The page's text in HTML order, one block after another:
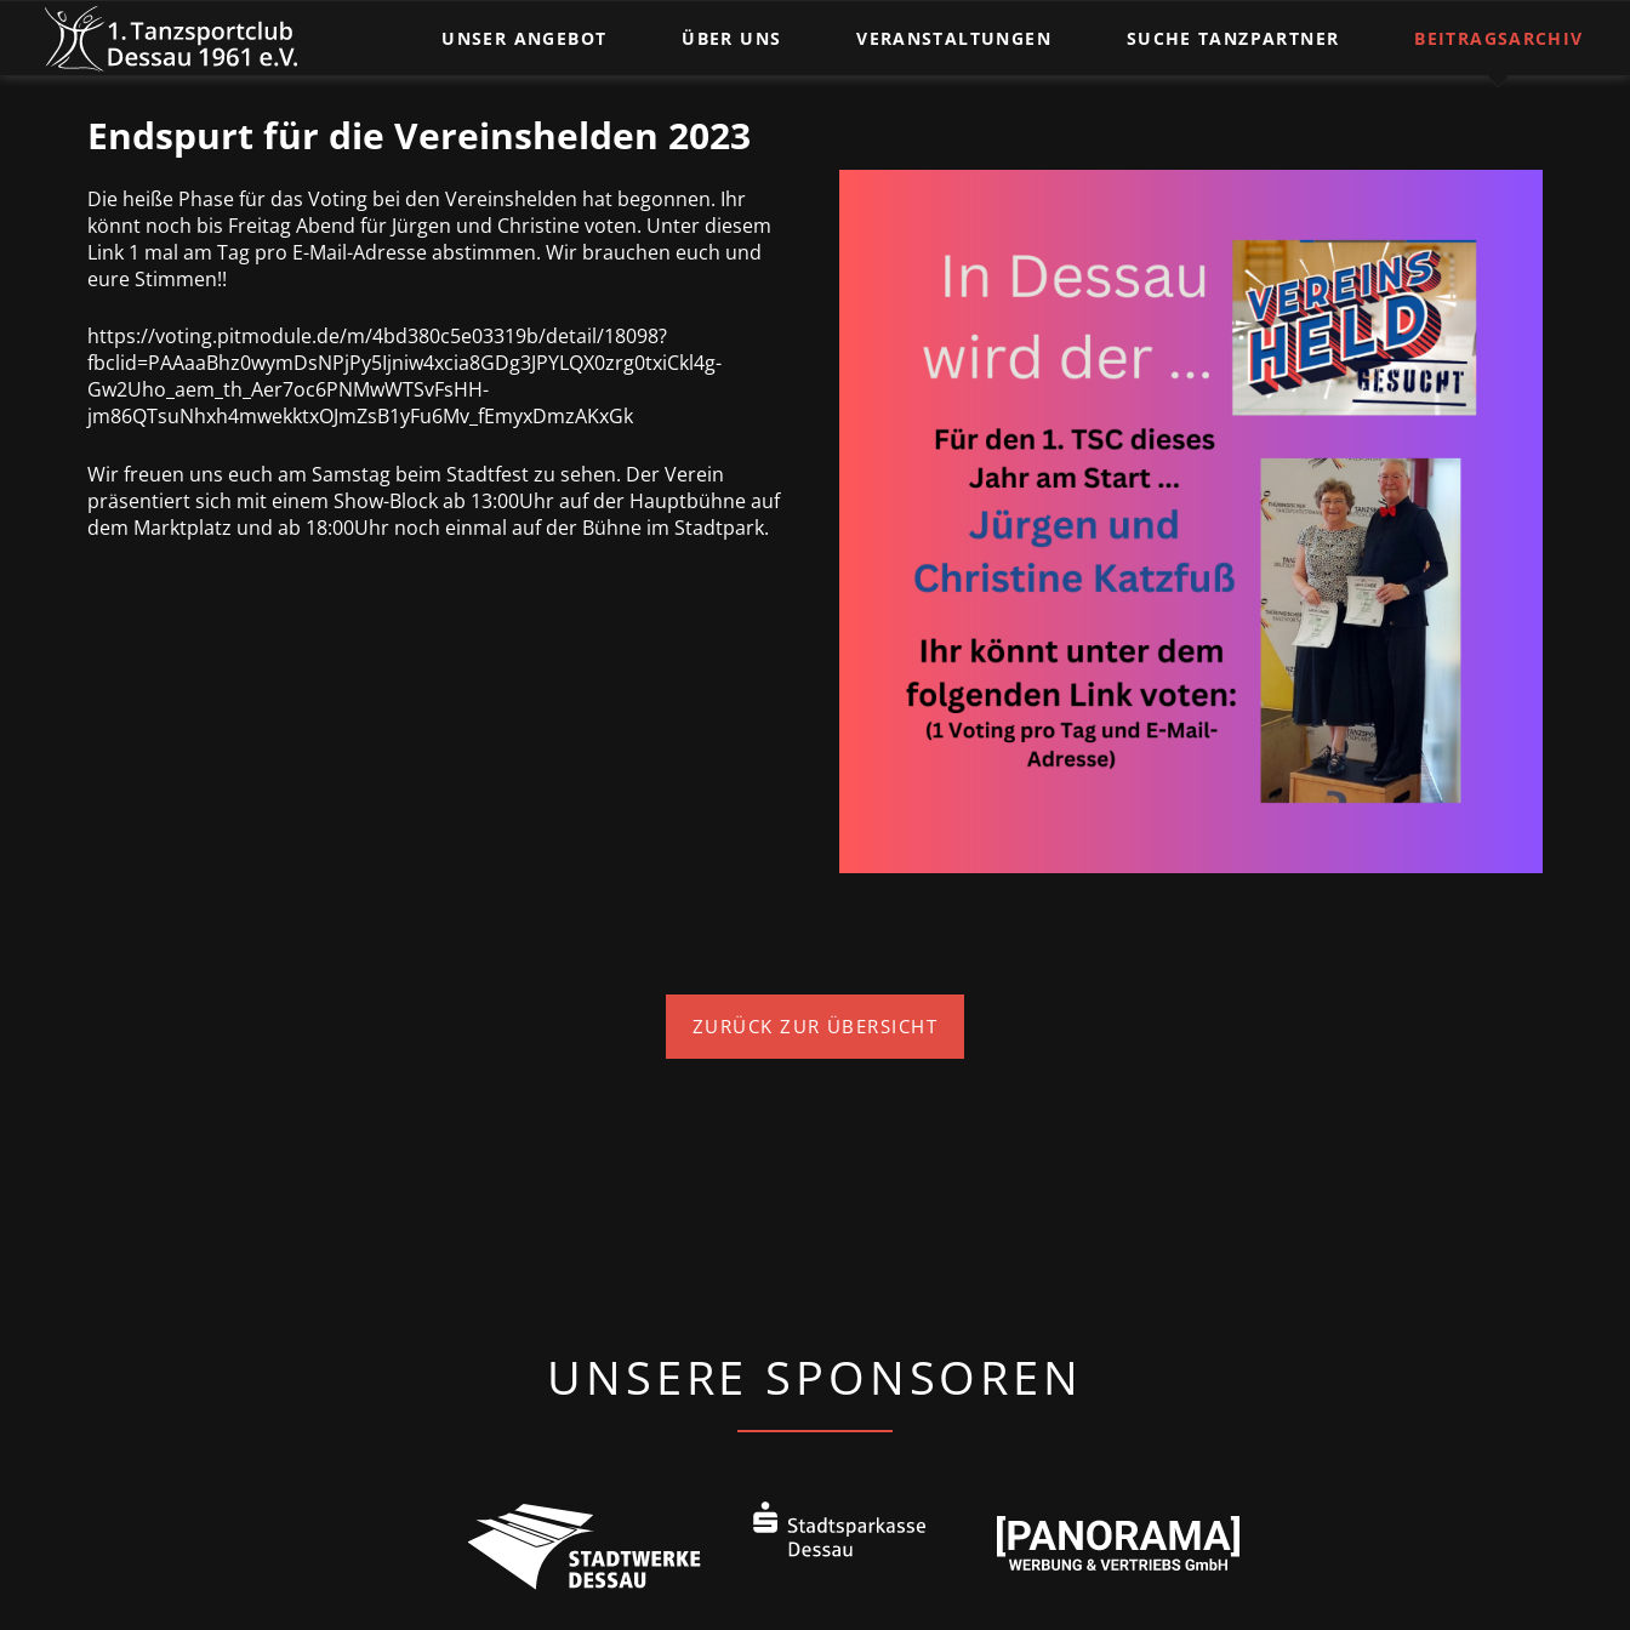
UNSER ANGEBOT
Breitensport
Kindertanz
Dance Glow
ÜBER UNS
Tanzpaare
Trainer und Übungsleiter
Satzung des 1.TSC 1961 e.V.
Beitragsordnung des 1.TSC 1961 e.V.
VERANSTALTUNGEN SUCHE TANZPARTNER BEITRAGSARCHIV
Endspurt für die Vereinshelden 2023
Die heiße Phase für das Voting bei den Vereinshelden hat begonnen. Ihr
könnt noch bis Freitag Abend für Jürgen und Christine voten. Unter diesem
Link 1 mal am Tag pro E-Mail-Adresse abstimmen. Wir brauchen euch und
eure Stimmen!!
https://voting.pitmodule.de/m/4bd380c5e03319b/detail/18098?
fbclid=PAAaaBhz0wymDsNPjPy5Ijniw4xcia8GDg3JPYLQX0zrg0txiCkl4g-
Gw2Uho_aem_th_Aer7oc6PNMwWTSvFsHH-
jm86QTsuNhxh4mwekktxOJmZsB1yFu6Mv_fEmyxDmzAKxGk
Wir freuen uns euch am Samstag beim Stadtfest zu sehen. Der Verein
präsentiert sich mit einem Show-Block ab 13:00Uhr auf der Hauptbühne auf
dem Marktplatz und ab 18:00Uhr noch einmal auf der Bühne im Stadtpark.
ZURÜCK ZUR ÜBERSICHT
UNSERE SPONSOREN